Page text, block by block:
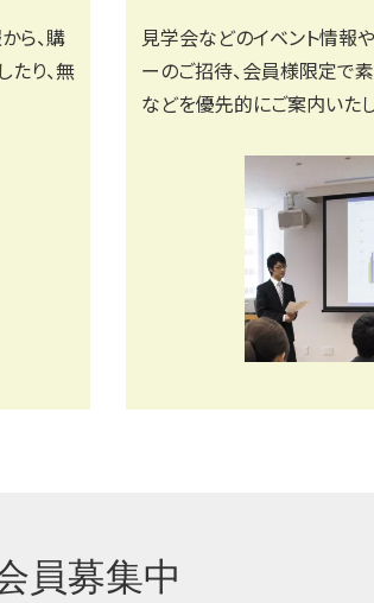
ら、購
り、無
見学会などのイベント情報
ーのご招待、会員様限定で
などを優先的にご案内いた
員募集中